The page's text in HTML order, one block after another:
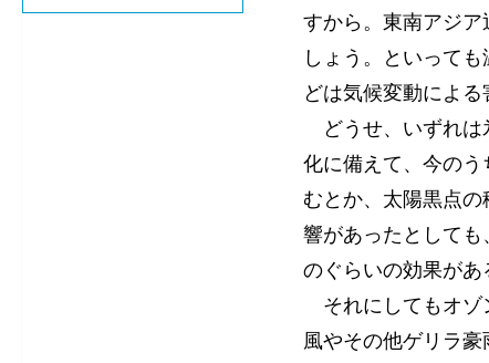
すから。東南アジ
しょう。といって
どは気候変動による
どうせ、いずれは
化に備えて、今の
むとか、太陽黒点
響があったとして
のぐらいの効果があ
それにしてもオゾ
風やその他ゲリラ